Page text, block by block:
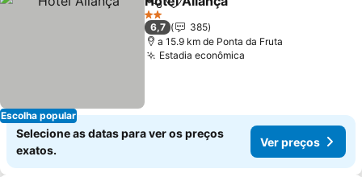
Escolha popular
PartilharAdicionar aos favoritos
2 Estrelas
6,7
385
a 15.9 km de Ponta da Fruta
Estadia econômica
Selecione as datas para ver os preços
exatos.
Ver preços